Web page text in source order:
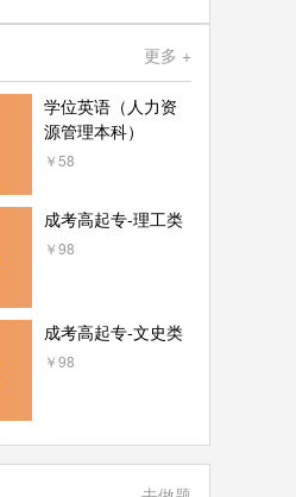
更多 +
学位英语（人力资
源管理本科）
￥58
成考高起专-理工类
￥98
成考高起专-文史类
￥98